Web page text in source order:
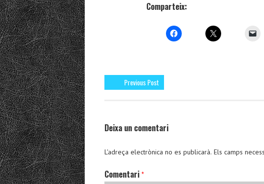
Comparteix:
Previous Post
Deixa un comentari
L'adreça electrònica no es publicarà. Els camps
Comentari *